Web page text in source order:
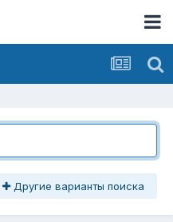
Другие варианты поиска